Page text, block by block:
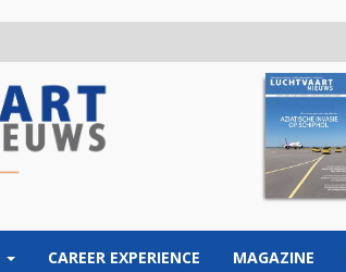
CAREER EXPERIENCE MAGAZINE